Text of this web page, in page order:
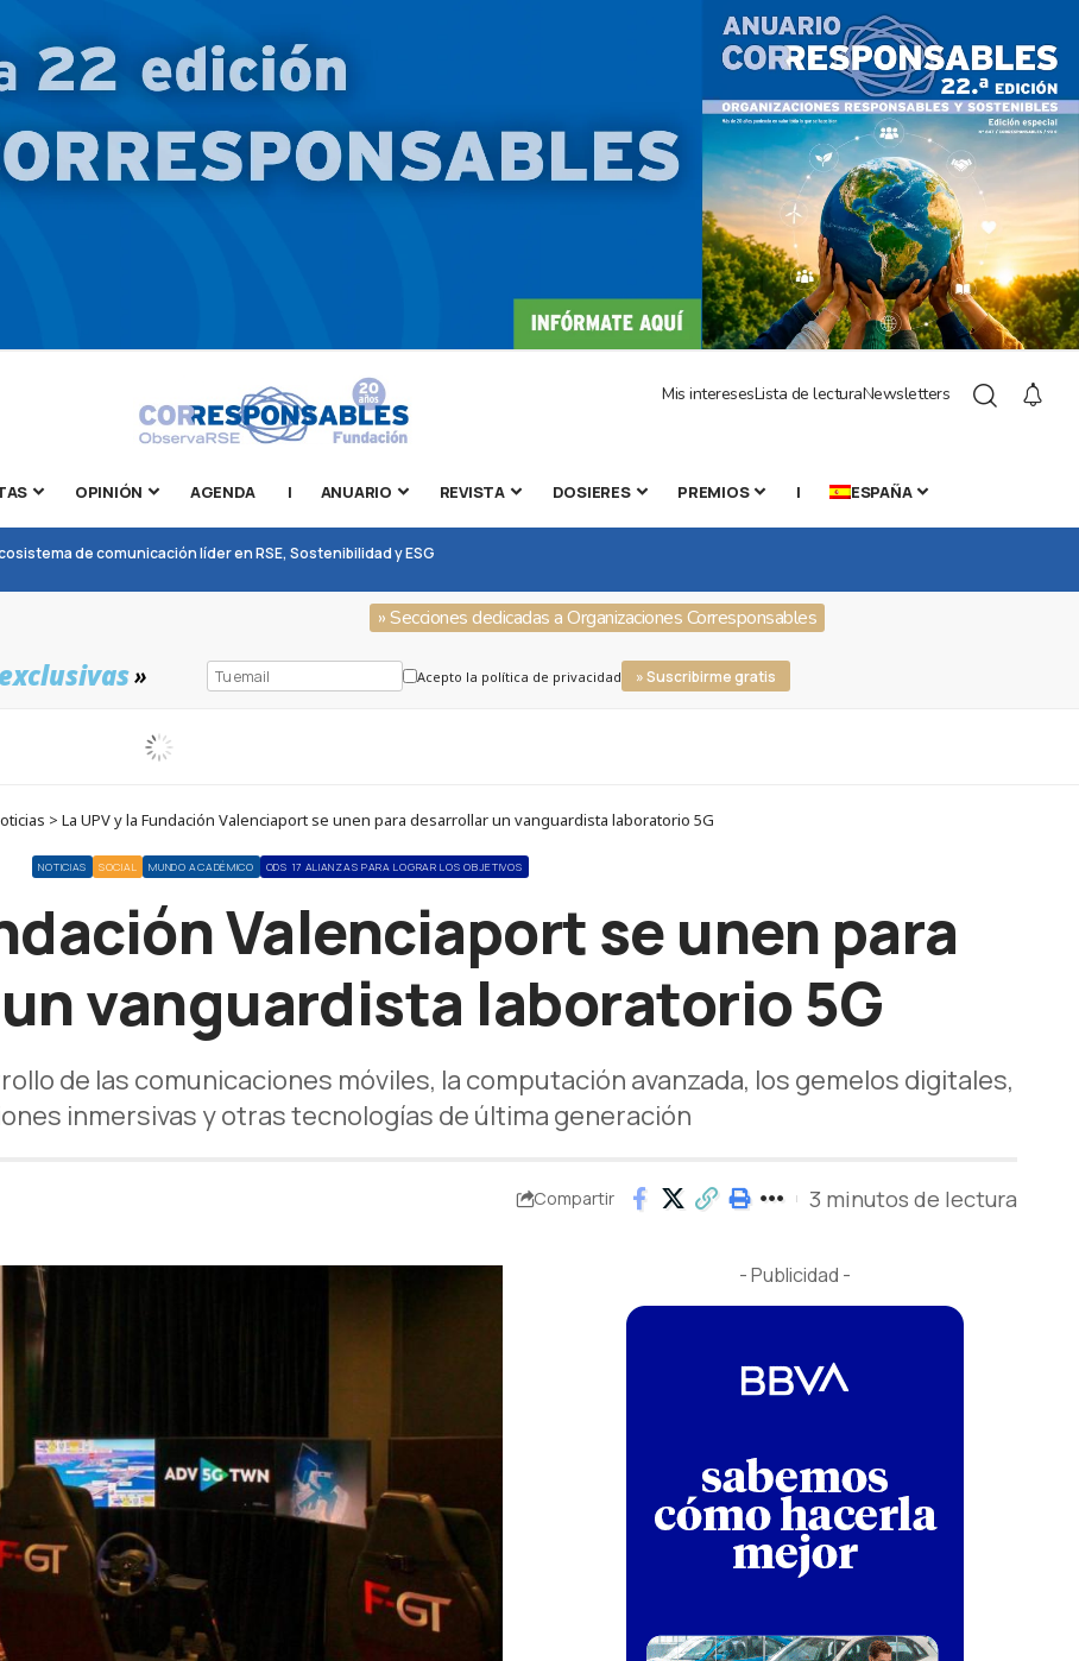
Mis interesesLista de lecturaNewsletters
OPINIÓN AGENDA | ANUARIO REVISTA DOSIERES PREMIOS | ESPAÑA
de comunicación líder en RSE, Sostenibilidad y ESG
» Secciones dedicadas a Organizaciones Corresponsables
exclusivas» Acepto la política de privacidad » Suscribirme gratis
> La UPV y la Fundación Valenciaport se unen para desarrollar un vanguardista laboratorio 5G
NOTICIAS SOCIAL MUNDO ACADÉMICO ODS 17 ALIANZAS PARA LOGRAR LOS OBJETIVOS
Valenciaport se unen para
vanguardista laboratorio 5G
de las comunicaciones móviles, la computación avanzada, los gemelos digitales,
inmersivas y otras tecnologías de última generación
Compartir 3 minutos de lectura
- Publicidad -